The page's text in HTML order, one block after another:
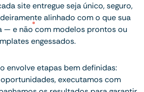
site entregue seja único, seguro,
alinhado com o que sua
— e não com modelos prontos ou
engessados.
envolve etapas bem definidas:
executamos com